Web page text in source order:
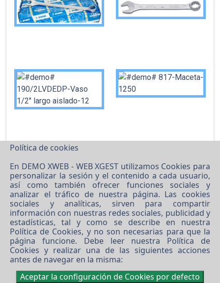
©2026 DEMO XWEB - WEB XGEST
Política de cookies
En DEMO XWEB - WEB XGEST utilizamos Cookies para
personalizar la sesión y el contenido a cada usuario,
así como también ofrecer funciones sociales y
analizar el tráfico de nuestra página. Las cookies
sociales y analíticas, sirven para compartir
información con nuestras redes sociales, publicidad y
estadísticas, tal y como se describe en nuestra
Política de Cookies, y no son necesarias para que la
página funcione. Debe leer nuestra Política de
Cookies y realizar una de las siguientes acciones
antes de navegar en la misma:
Aceptar la configuración de Cookies por defecto